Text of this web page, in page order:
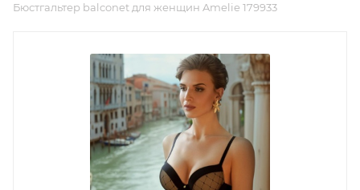
Бюстгальтер balconet для женщин Amelie 179933